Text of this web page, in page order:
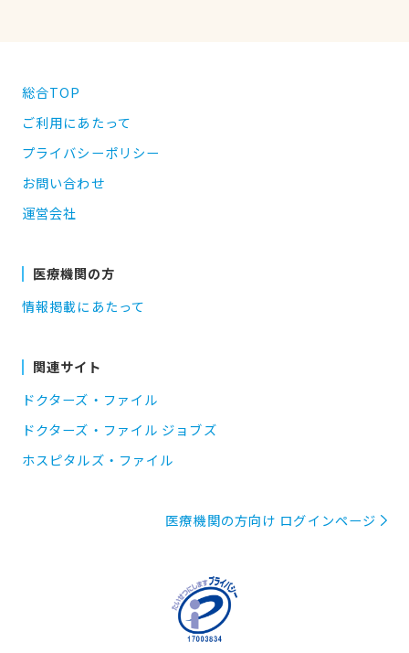
総合TOP
ご利用にあたって
プライバシーポリシー
お問い合わせ
運営会社
医療機関の方
情報掲載にあたって
関連サイト
ドクターズ・ファイル
ドクターズ・ファイル ジョブズ
ホスピタルズ・ファイル
医療機関の方向け ログインページ